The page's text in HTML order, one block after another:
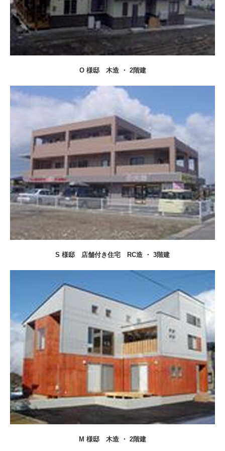
O 様邸 木造 ・ 2階建
S 様邸 店舗付き住宅 RC造 ・ 3階建
M 様邸 木造 ・ 2階建